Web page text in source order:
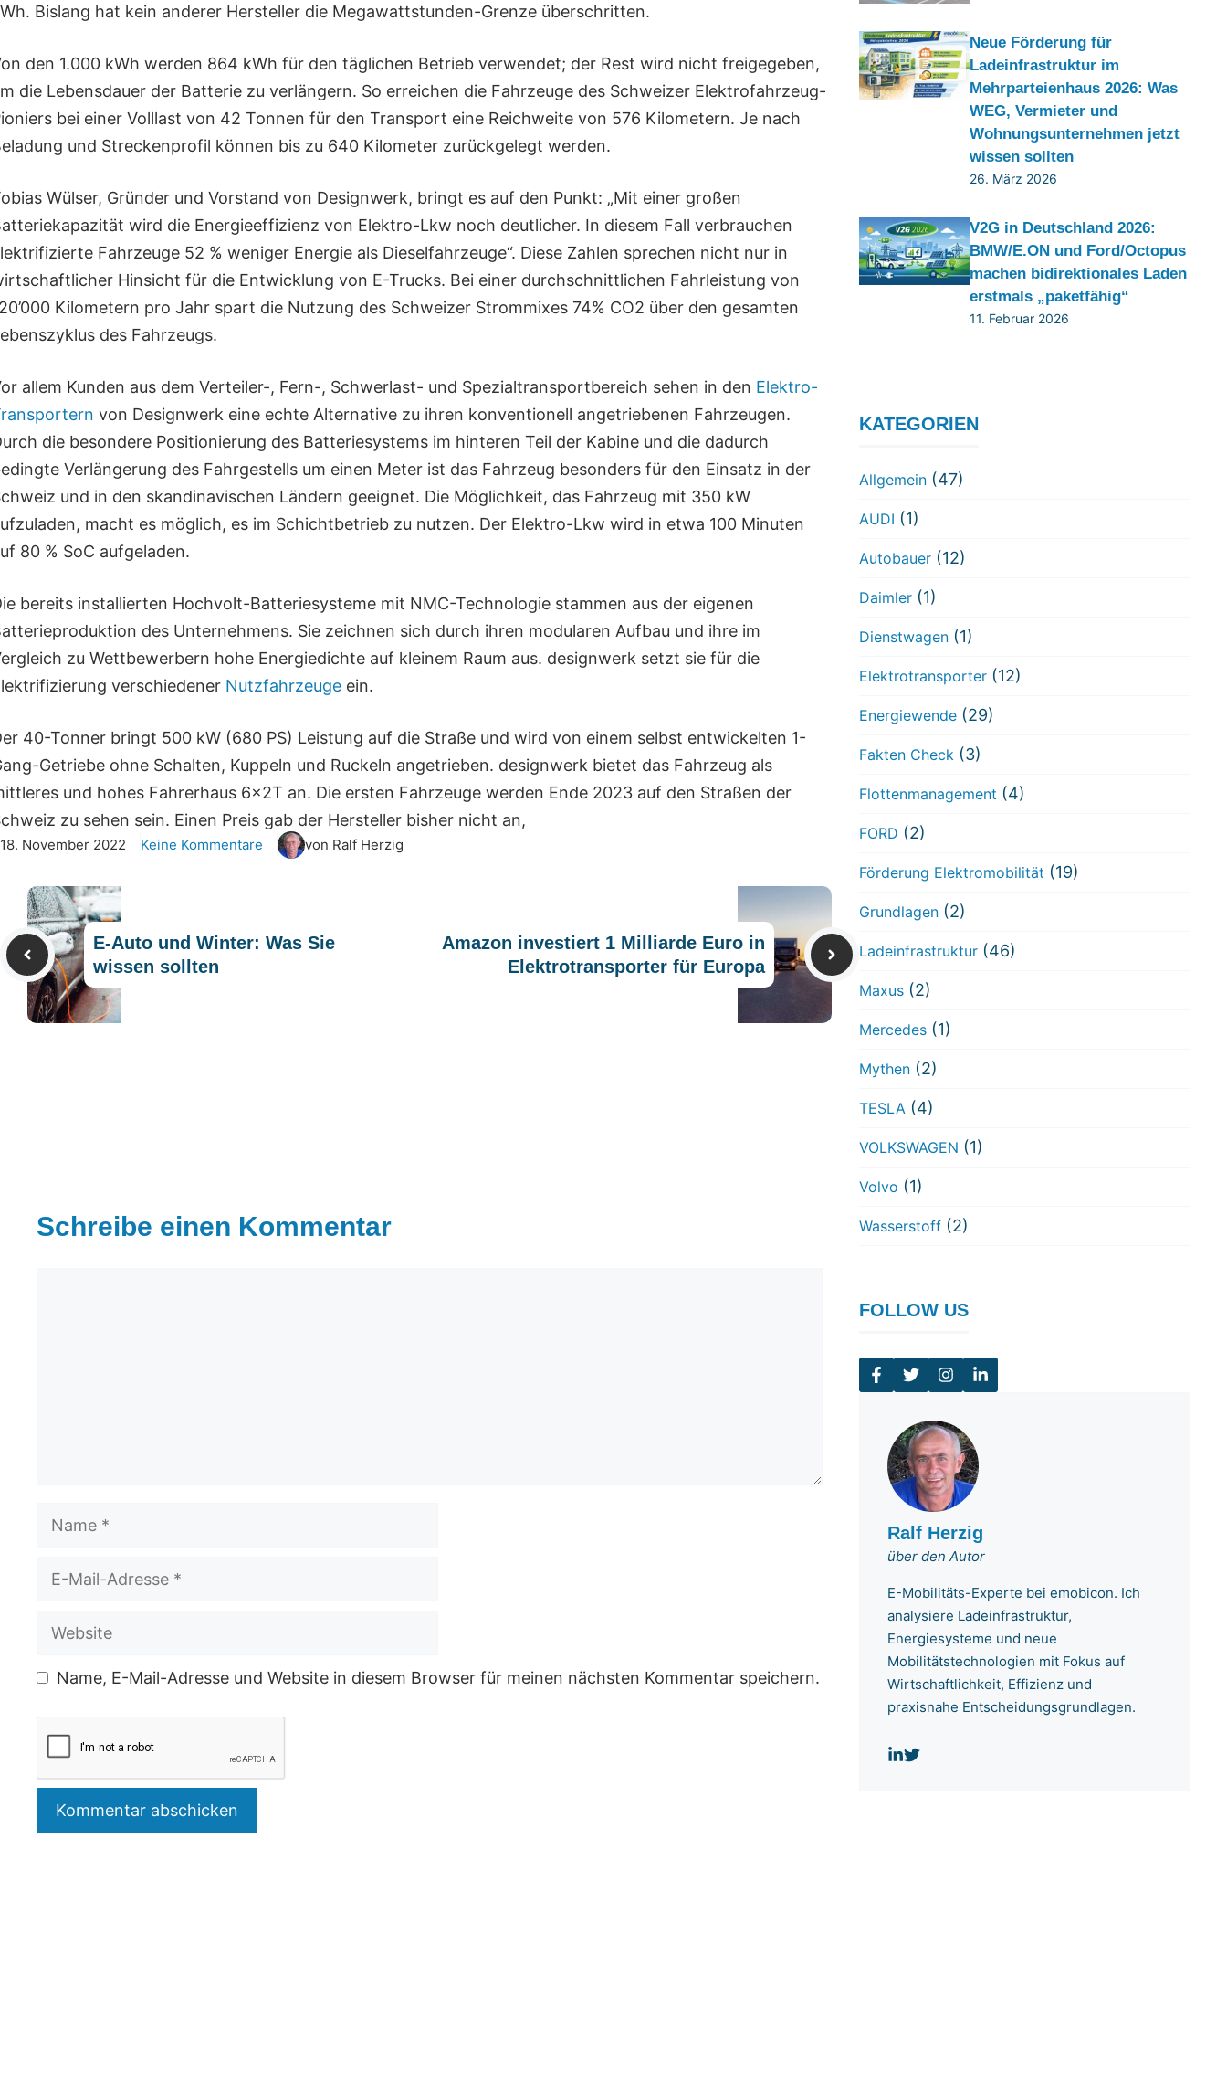
Bislang hat kein anderer Hersteller die Megawattstunden-Grenze überschritten.
den 1.000 kWh werden 864 kWh für den täglichen Betrieb verwendet; der Rest wird nicht freigegeben,
die Lebensdauer der Batterie zu verlängern. So erreichen die Fahrzeuge des Schweizer Elektrofahrzeug-
bei einer Volllast von 42 Tonnen für den Transport eine Reichweite von 576 Kilometern. Je nach
und Streckenprofil können bis zu 640 Kilometer zurückgelegt werden.
Wülser, Gründer und Vorstand von Designwerk, bringt es auf den Punkt: „Mit einer großen
wird die Energieeffizienz von Elektro-Lkw noch deutlicher. In diesem Fall verbrauchen
Fahrzeuge 52 % weniger Energie als Dieselfahrzeuge“. Diese Zahlen sprechen nicht nur in
Hinsicht für die Entwicklung von E-Trucks. Bei einer durchschnittlichen Fahrleistung von
Kilometern pro Jahr spart die Nutzung des Schweizer Strommixes 74% CO2 über den gesamten
des Fahrzeugs.
allem Kunden aus dem Verteiler-, Fern-, Schwerlast- und Spezialtransportbereich sehen in den Elektro-
von Designwerk eine echte Alternative zu ihren konventionell angetriebenen Fahrzeugen.
die besondere Positionierung des Batteriesystems im hinteren Teil der Kabine und die dadurch
Verlängerung des Fahrgestells um einen Meter ist das Fahrzeug besonders für den Einsatz in der
und in den skandinavischen Ländern geeignet. Die Möglichkeit, das Fahrzeug mit 350 kW
macht es möglich, es im Schichtbetrieb zu nutzen. Der Elektro-Lkw wird in etwa 100 Minuten
80 % SoC aufgeladen.
bereits installierten Hochvolt-Batteriesysteme mit NMC-Technologie stammen aus der eigenen
des Unternehmens. Sie zeichnen sich durch ihren modularen Aufbau und ihre im
zu Wettbewerbern hohe Energiedichte auf kleinem Raum aus. designwerk setzt sie für die
verschiedener Nutzfahrzeuge ein.
40-Tonner bringt 500 kW (680 PS) Leistung auf die Straße und wird von einem selbst entwickelten 1-
Getriebe ohne Schalten, Kuppeln und Ruckeln angetrieben. designwerk bietet das Fahrzeug als
und hohes Fahrerhaus 6x2T an. Die ersten Fahrzeuge werden Ende 2023 auf den Straßen der
zu sehen sein. Einen Preis gab der Hersteller bisher nicht an,
18. November 2022 Keine Kommentare von Ralf Herzig
E-Auto und Winter: Was Sie
wissen sollten
Amazon investiert 1 Milliarde Euro in
Elektrotransporter für Europa
Schreibe einen Kommentar
Name
E-
Adresse
Website
Name, E-Mail-Adresse und Website in diesem Browser für meinen nächsten Kommentar speichern.
Neue Förderung für
Ladeinfrastruktur im
Mehrparteienhaus 2026: Was
WEG, Vermieter und
Wohnungsunternehmen jetzt
wissen sollten
26. März 2026
V2G in Deutschland 2026:
BMW/E.ON und Ford/Octopus
machen bidirektionales Laden
erstmals „paketfähig“
11. Februar 2026
KATEGORIEN
Allgemein(47)
AUDI (1)
Autobauer(12)
Daimler(1)
Dienstwagen(1)
Elektrotransporter(12)
Energiewende(29)
Fakten Check (3)
Flottenmanagement (4)
FORD (2)
Förderung Elektromobilität (19)
Grundlagen(2)
Ladeinfrastruktur(46)
Maxus(2)
Mercedes(1)
Mythen(2)
TESLA (4)
VOLKSWAGEN (1)
Volvo (1)
Wasserstoff(2)
FOLLOW US
Ralf Herzig
über den Autor
E-Mobilitäts-Experte bei emobicon. Ich
analysiere Ladeinfrastruktur,
Energiesysteme und neue
Mobilitätstechnologien mit Fokus auf
Wirtschaftlichkeit, Effizienz und
praxisnahe Entscheidungsgrundlagen.